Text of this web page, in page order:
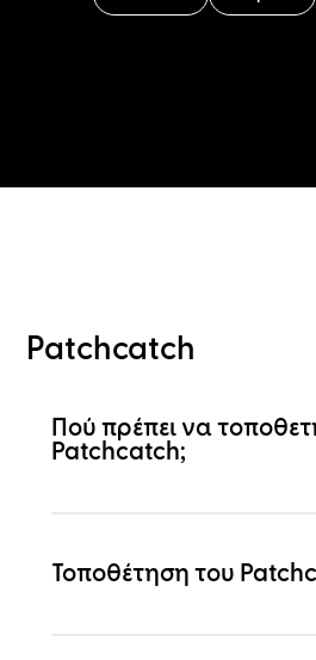
Patchcatch
Πού πρέπει να
Patchcatch;
Τοποθέτηση του